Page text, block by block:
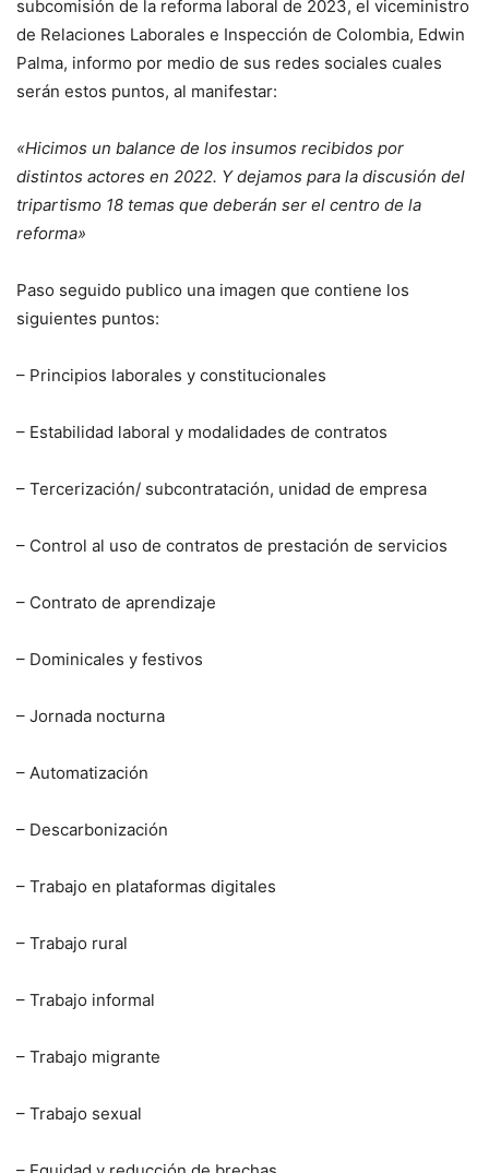
subcomisión de la reforma laboral de 2023, el viceministro
de Relaciones Laborales e Inspección de Colombia, Edwin
Palma, informo por medio de sus redes sociales cuales
serán estos puntos, al manifestar:
«Hicimos un balance de los insumos recibidos por
distintos actores en 2022. Y dejamos para la discusión del
tripartismo 18 temas que deberán ser el centro de la
reforma»
Paso seguido publico una imagen que contiene los
siguientes puntos:
– Principios laborales y constitucionales
– Estabilidad laboral y modalidades de contratos
– Tercerización/ subcontratación, unidad de empresa
– Control al uso de contratos de prestación de servicios
– Contrato de aprendizaje
– Dominicales y festivos
– Jornada nocturna
– Automatización
– Descarbonización
– Trabajo en plataformas digitales
– Trabajo rural
– Trabajo informal
– Trabajo migrante
– Trabajo sexual